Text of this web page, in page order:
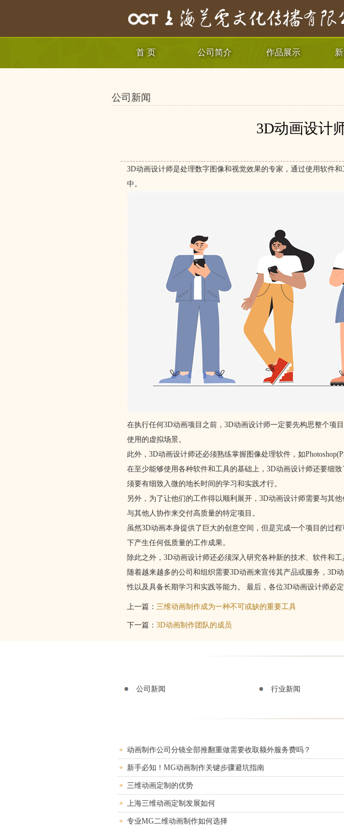
首 页 公司简介 作品展示
公司新闻
3D动画设计
3D动画设计师是处理数字图像和视觉效果的专家，通过使用软件
中。
在执行任何3D动画项目之前，3D动画设计师一定要先构思整个项
使用的虚拟场景。
此外，3D动画设计师还必须熟练掌握图像处理软件，如
在至少能够使用各种软件和工具的基础上，3D动画设计师还要细
须要有细致入微的地长时间的学习和实践才行。
另外，为了让他们的工作得以顺利展开，3D动画设计师需要与其
与其他人协作来交付高质量的特定项目。
虽然3D动画本身提供了巨大的创意空间，但是完成一个项目的过
下产生任何低质量的工作成果。
除此之外，3D动画设计师还必须深入研究各种新的技术、软件和
随着越来越多的公司和组织需要3D动画来宣传其产品或服务，3D
性以及具备长期学习和实践等能力。 最后，各位3D动画设计师必
上一篇：三维动画制作成为一种不可或缺的重要工具
下一篇：3D动画制作团队的成员
公司新闻 行业新闻
动画制作公司分镜全部推翻重做需要收取额外服务费吗？
新手必知！MG动画制作关键步骤避坑指南
三维动画定制的优势
上海三维动画定制发展如何
专业MG二维动画制作如何选择